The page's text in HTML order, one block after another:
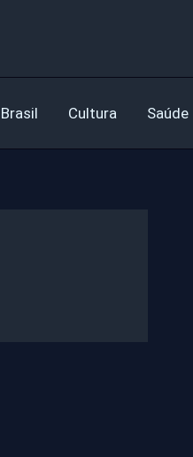
Brasil Cultura Saúde